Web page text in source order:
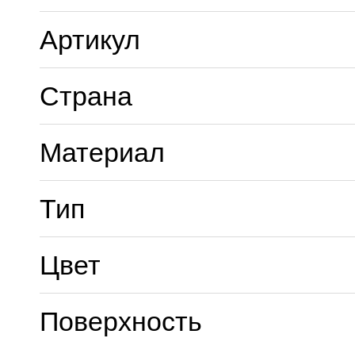
Артикул
Страна
Материал
Тип
Цвет
Поверхность